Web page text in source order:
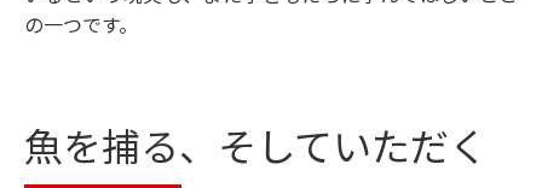
の一つです。
魚を捕る、そしていただく